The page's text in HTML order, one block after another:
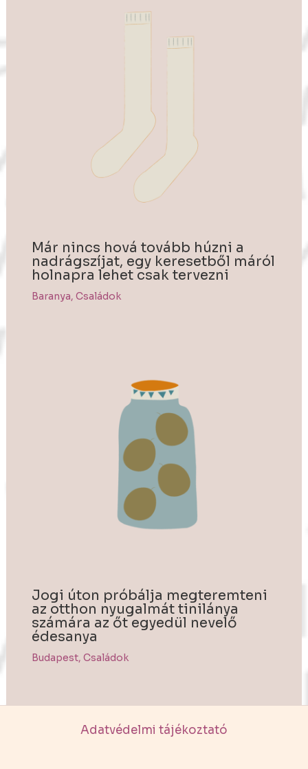
Már nincs hová tovább húzni a
nadrágszíjat, egy keresetből máról
holnapra lehet csak tervezni
Baranya, Családok
Jogi úton próbálja megteremteni
az otthon nyugalmát tinilánya
számára az őt egyedül nevelő
édesanya
Budapest, Családok
Adatvédelmi tájékoztató